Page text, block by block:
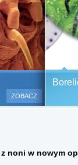
testy alergiczne
oraz zabiegi
jest natychmiastowy.
ZOBACZ
noni w nowym